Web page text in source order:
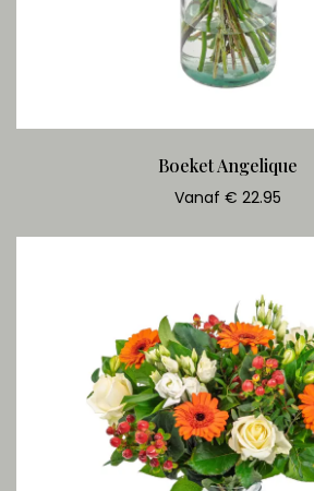
Boeket Angelique
Vanaf € 22.95